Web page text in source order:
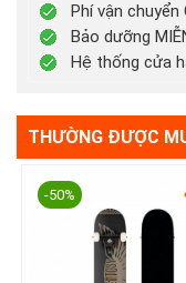
Phí vận
Bảo dưỡng
Hệ thống cửa
THƯỜNG ĐƯỢC
-50%